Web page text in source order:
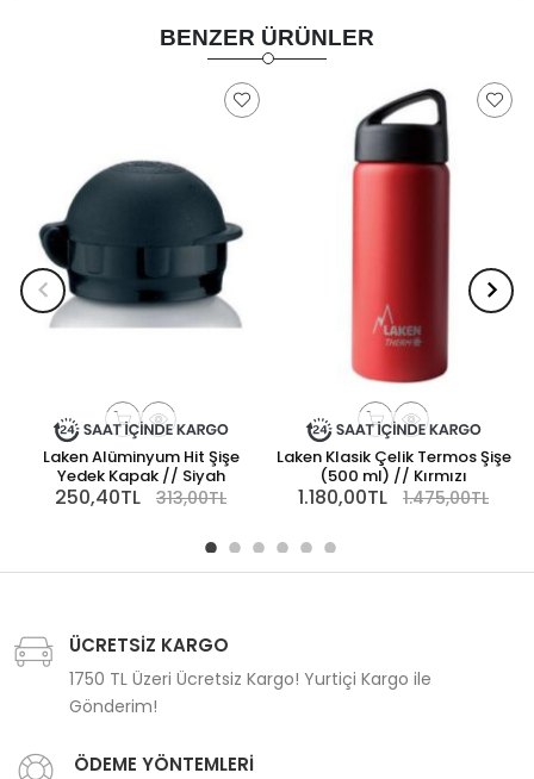
BENZER ÜRÜNLER
Laken Alüminyum Hit Şişe
Yedek Kapak // Siyah
250,40TL 313,00TL
Laken Klasik Çelik Termos Şişe
(500 ml) // Kırmızı
1.180,00TL 1.475,00TL
ÜCRETSİZ KARGO
1750 TL Üzeri Ücretsiz Kargo! Yurtiçi Kargo ile
Gönderim!
ÖDEME YÖNTEMLERİ